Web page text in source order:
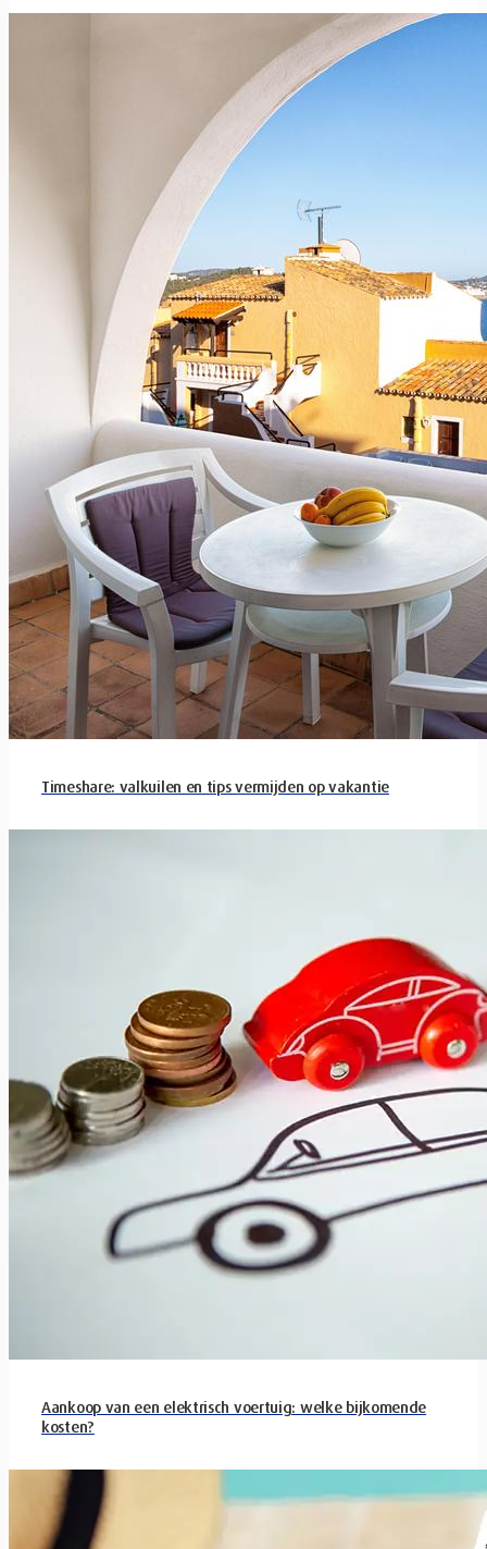
Timeshare: valkuilen en tips vermijden op vakantie
Aankoop van een elektrisch voertuig: welke bijkomende
kosten?